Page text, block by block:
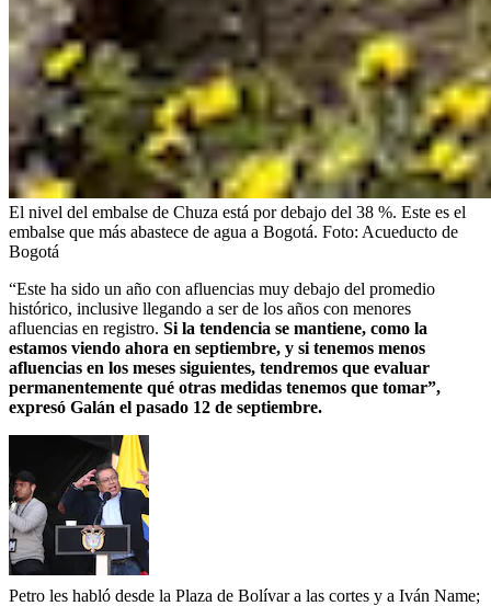
El nivel del embalse de Chuza está por debajo del 38 %. Este es el
embalse que más abastece de agua a Bogotá. Foto: Acueducto de
Bogotá
“Este ha sido un año con afluencias muy debajo del promedio
histórico, inclusive llegando a ser de los años con menores
afluencias en registro. Si la tendencia se mantiene, como la
estamos viendo ahora en septiembre, y si tenemos menos
afluencias en los meses siguientes, tendremos que evaluar
permanentemente qué otras medidas tenemos que tomar”,
expresó Galán el pasado 12 de septiembre.
Petro les habló desde la Plaza de Bolívar a las cortes y a Iván Name;